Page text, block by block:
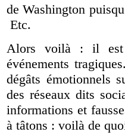
de Washington
Etc.
Alors voilà : il est
événements
dégâts émotionnels
des réseaux dits
informations et
à tâtons : voilà de